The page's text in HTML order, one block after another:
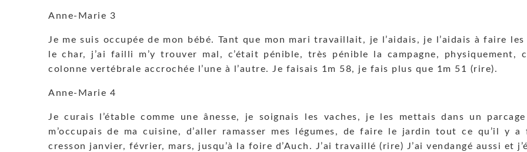
Anne-Marie 3
Je me suis occupée de mon bébé. Tant que mon mari travaillait, je l’aidais, je l’aidais à faire
le char, j’ai failli m’y trouver mal, c’était pénible, très pénible la campagne, physiquement,
colonne vertébrale accrochée l’une à l’autre. Je faisais 1m 58, je fais plus que 1m 51 (rire).
Anne-Marie 4
Je curais l’étable comme une ânesse, je soignais les vaches, je les mettais dans un
m’occupais de ma cuisine, d’aller ramasser mes légumes, de faire le jardin tout ce qu’il y
cresson janvier, février, mars, jusqu’à la foire d’Auch. J’ai travaillé (rire) J’ai vendangé aussi et